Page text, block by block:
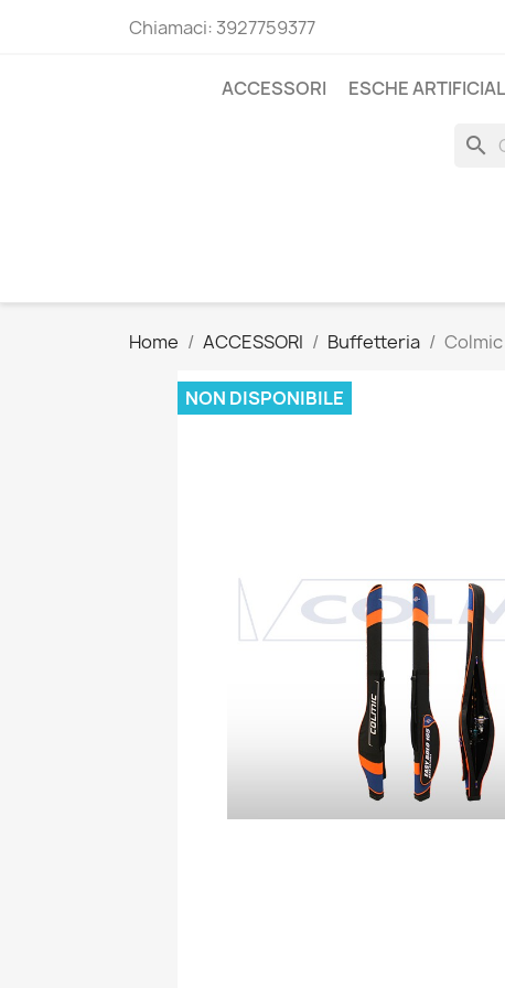
Chiamaci: 3927759377
ACCESSORI ESCHE
search
Home ACCESSORI Buffetteria
NON DISPONIBILE